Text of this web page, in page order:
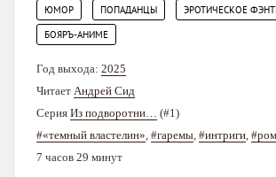
ЮМОР ПОПАДАНЦЫ ЭРОТИЧЕСКОЕ
БОЯРЪ-АНИМЕ
Год выхода: 2025
Читает Андрей Сид
Серия Из подворотни… (#1)
#«темный властелин», #гаремы, #интриги,
7 часов 29 минут